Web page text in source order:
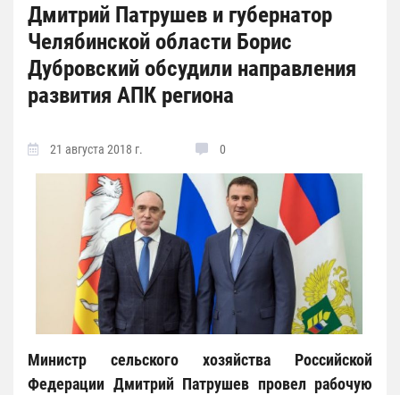
Дмитрий Патрушев и губернатор
Челябинской области Борис
Дубровский обсудили направления
развития АПК региона
21 августа 2018 г. 0
Министр сельского хозяйства Российской
Федерации Дмитрий Патрушев провел рабочую